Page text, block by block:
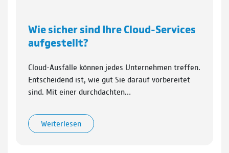
Wie sicher sind Ihre Cloud-Services
aufgestellt?
Cloud-Ausfälle können jedes Unternehmen treffen.
Entscheidend ist, wie gut Sie darauf vorbereitet
sind. Mit einer durchdachten…
Weiterlesen